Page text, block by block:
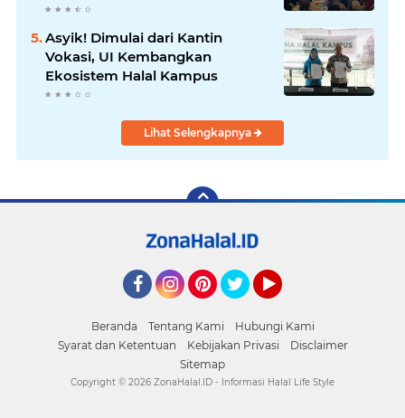
Asyik! Dimulai dari Kantin
Vokasi, UI Kembangkan
Ekosistem Halal Kampus
Lihat Selengkapnya
Beranda Tentang Kami
Hubungi Kami
Syarat dan Ketentuan
Kebijakan Privasi
Disclaimer
Sitemap
Copyright © 2026 ZonaHalal.ID - Informasi Halal Life Style